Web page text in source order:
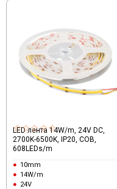
LED лента 14W/m, 24V DC,
2700K-6500K, IP20, COB,
608LEDs/m
10mm
14W/m
24V